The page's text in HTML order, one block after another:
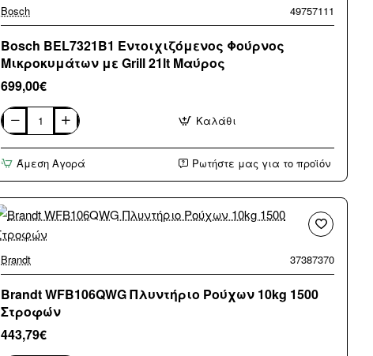
Bosch 49757111
Bosch BEL7321B1 Εντοιχιζόμενος Φούρνος
Μικροκυμάτων με Grill 21lt Μαύρος
699,00€
Bosch
BEL7321B1
Εντοιχιζόμενος
Φούρνος
Grill
21lt
Μαύρος
Καλάθι
Άμεση Αγορά Ρωτήστε μας για το προϊόν
Brandt 37387370
Brandt WFB106QWG Πλυντήριο Ρούχων 10kg 1500
Στροφών
443,79€